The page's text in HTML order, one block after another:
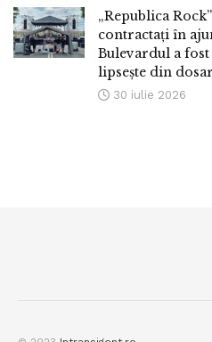
„Republica
contractați în
Bulevardul a
lipsește din dosar
30 iulie 2026